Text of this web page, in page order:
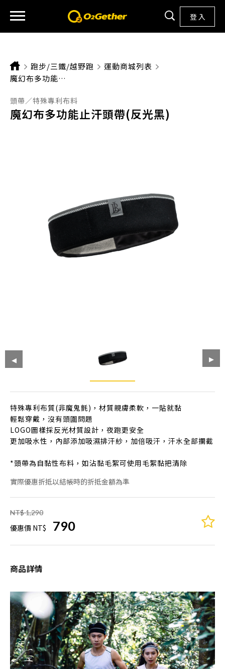
登 入
跑步/三鐵/越野跑
運動商城列表
CURRENT:
魔幻布多功能止汗頭帶(反光黑)
頭帶／特殊專利布料
魔幻布多功能止汗頭帶(反光黑)
特殊專利布質(非魔鬼氈)，材質親膚柔軟，一貼就黏
輕鬆穿戴，沒有頭圍問題
LOGO圖樣採反光材質設計，夜跑更安全
更加吸水性，內部添加吸濕排汗紗，加倍吸汗，汗水全部攔截
*頭帶為自黏性布料，如沾黏毛絮可使用毛絮黏把清除
實際優惠折抵以結帳時的折抵金額為準
NT$ 1,290
優惠價 NT$ 790
商品詳情